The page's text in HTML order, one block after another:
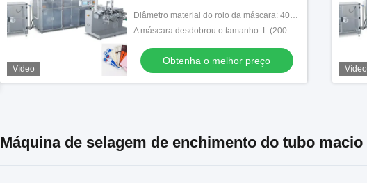
Vídeo
Diâmetro material do rolo da máscara: 40~80g/m2 tela do girar-laço +Polypropylene/filme não tecidos não tecidos da pérola
A máscara desdobrou o tamanho: L (200~260) mm*W (200~260) milímetros
Obtenha o melhor preço
Vídeo
Máquina de selagem de enchimento do tubo macio